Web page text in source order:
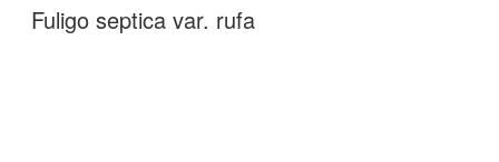
DEN
Fuligo septica var. rufa